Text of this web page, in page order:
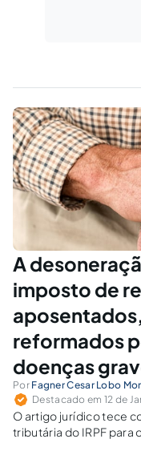
A
imposto de
reformados
doenças
Por Fagner Cesar Lobo
Destacado em 12 de
O artigo jurídico tece
tributária do IRPF para